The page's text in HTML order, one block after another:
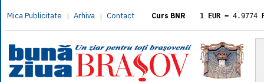
Mica Publicitate | Arhiva | Contact Curs BNR 1 EUR = 4.9774
= 5.8304
1 XAU= 464.4611
1 AED= 1.1933
1 AUD= 2.7957
1 BGN= 2.5449